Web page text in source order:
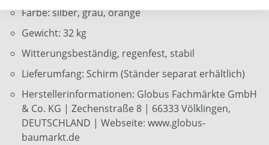
Farbe: silber, grau, orange
Gewicht: 32 kg
Witterungsbeständig, regenfest, stabil
Lieferumfang: Schirm (Ständer separat erhältlich)
Herstellerinformationen: Globus Fachmärkte GmbH
& Co. KG | Zechenstraße 8 | 66333 Völklingen,
DEUTSCHLAND | Webseite: www.globus-
baumarkt.de